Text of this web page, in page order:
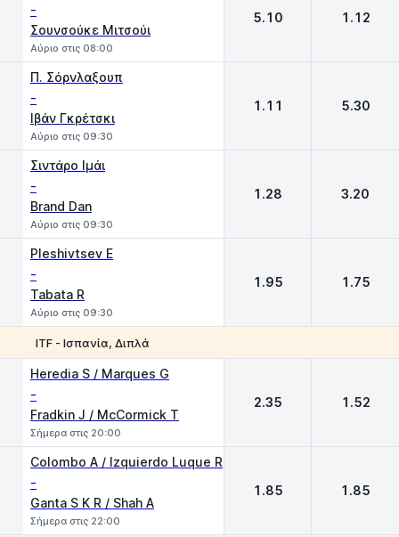
-
Σουνσούκε Μιτσούι
Αύριο στις 08:00
5.10 1.12
Π. Σόρνλαξουπ
-
Ιβάν Γκρέτσκι
Αύριο στις 09:30
1.11 5.30
Σιντάρο Ιμάι
-
Brand Dan
Αύριο στις 09:30
1.28 3.20
Pleshivtsev E
-
Tabata R
Αύριο στις 09:30
1.95 1.75
ITF - Ισπανία, Διπλά
Heredia S / Marques G
-
Fradkin J / McCormick T
Σήμερα στις 20:00
2.35 1.52
Colombo A / Izquierdo Luque R
-
Ganta S K R / Shah A
Σήμερα στις 22:00
1.85 1.85